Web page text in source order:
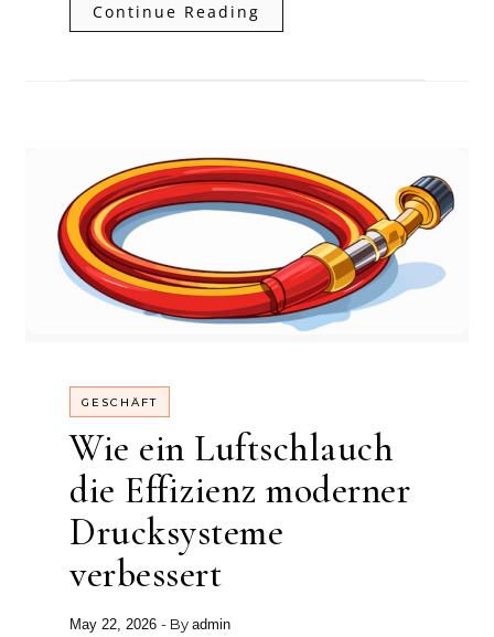
Continue Reading
GESCHÄFT
Wie ein Luftschlauch
die Effizienz moderner
Drucksysteme
verbessert
May 22, 2026 - Byadmin